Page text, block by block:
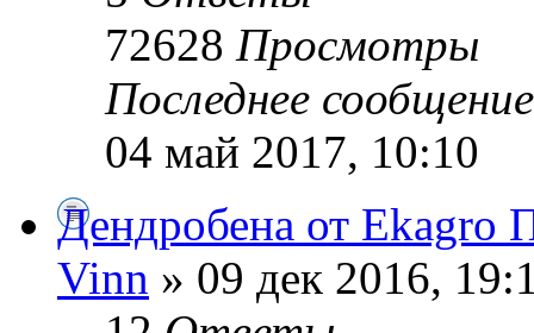
72628 Просмотры
Последнее
04 май 2017, 10:10
Дендробена от Ekagro
Vinn » 09 дек 2016,